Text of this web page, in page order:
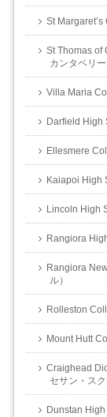
St
St Thomas of
カンタベリー
Villa Maria
Darfield High
Ellesmere
Kaiapoi High
Lincoln High
Rangiora
Rangiora
ル）
Rolleston
Mount Hutt
Craighead
セサン・ス
Dunstan High